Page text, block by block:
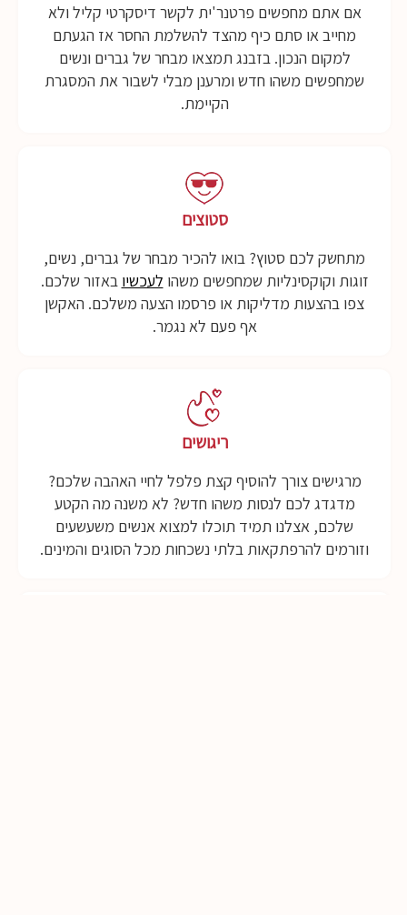
אם אתם מחפשים פרטנר'ית לקשר דיסקרטי קליל ולא
מחייב או סתם כיף מהצד להשלמת החסר אז הגעתם
למקום הנכון. בזבנג תמצאו מבחר של גברים ונשים
שמחפשים משהו חדש ומרענן מבלי לשבור את המסגרת
הקיימת.
סטוצים
מתחשק לכם סטוץ? בואו להכיר מבחר של גברים, נשים,
זוגות וקוקסינליות שמחפשים משהו לעכשיו באזור שלכם.
צפו בהצעות מדליקות או פרסמו הצעה משלכם. האקשן
אף פעם לא נגמר.
ריגושים
מרגישים צורך להוסיף קצת פלפל לחיי האהבה שלכם?
מדגדג לכם לנסות משהו חדש? לא משנה מה הקטע
שלכם, אצלנו תמיד תוכלו למצוא אנשים משעשעים
וזורמים להרפתקאות בלתי נשכחות מכל הסוגים והמינים.